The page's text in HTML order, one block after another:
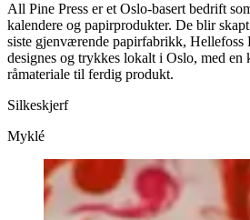
All Pine Press er et Oslo-basert bedrift
kalendere og papirprodukter. De blir
siste gjenværende papirfabrikk, Hellefoss
designes og trykkes lokalt i Oslo, med en
råmateriale til ferdig produkt.
Silkeskjerf
Myklé